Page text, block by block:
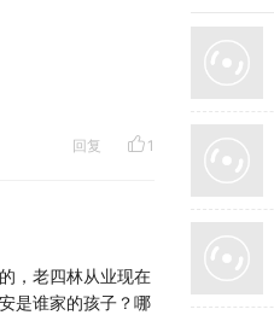
回复 1
，老四林从业现在
是谁家的孩子？哪